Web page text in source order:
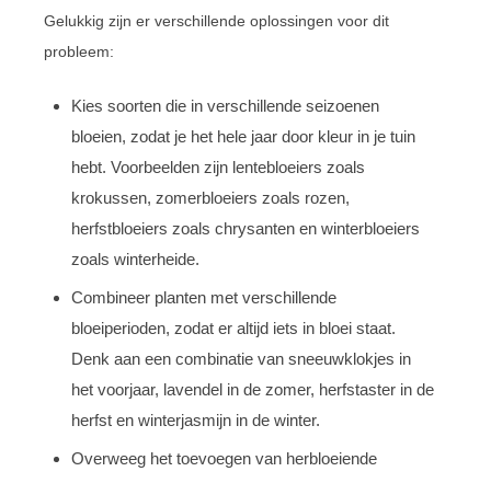
Gelukkig zijn er verschillende oplossingen voor dit
probleem:
Kies soorten die in verschillende seizoenen
bloeien, zodat je het hele jaar door kleur in je tuin
hebt. Voorbeelden zijn lentebloeiers zoals
krokussen, zomerbloeiers zoals rozen,
herfstbloeiers zoals chrysanten en winterbloeiers
zoals winterheide.
Combineer planten met verschillende
bloeiperioden, zodat er altijd iets in bloei staat.
Denk aan een combinatie van sneeuwklokjes in
het voorjaar, lavendel in de zomer, herfstaster in de
herfst en winterjasmijn in de winter.
Overweeg het toevoegen van herbloeiende